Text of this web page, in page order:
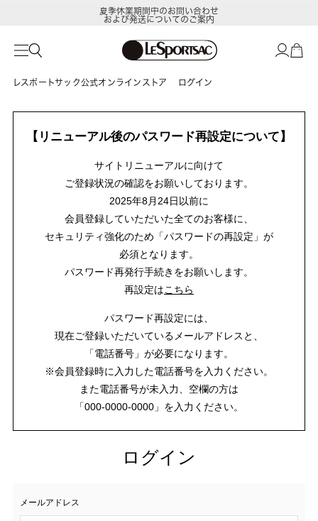
夏季休業期間中のお問い合わせ
および発送についてのご案内
レスポートサック公式オンラインストア ログイン
【リニューアル後のパスワード再設定について】
サイトリニューアルに向けて
ご登録状況の確認をお願いしております。
2025年8月24日以前に
会員登録していただいた全てのお客様に、
セキュリティ強化のため「パスワードの再設定」が
必須となります。
パスワード再発行手続きをお願いします。
再設定はこちら
パスワード再設定には、
現在ご登録いただいているメールアドレスと、
「電話番号」が必要になります。
※会員登録時に入力した電話番号を入力ください。
また電話番号が未入力、空欄の方は
「000-0000-0000」を入力ください。
ログイン
メールアドレス